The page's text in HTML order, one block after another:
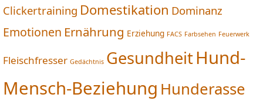
Clickertraining Domestikation Dominanz
Emotionen Ernährung Erziehung FACS Farbsehen Feuerwerk
Fleischfresser Gedächtnis GesundheitHund-
Mensch-Beziehung Hunderasse